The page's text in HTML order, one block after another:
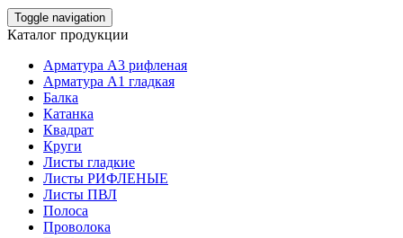
Toggle navigation
Каталог продукции
Арматура А3 рифленая
Арматура А1 гладкая
Балка
Катанка
Квадрат
Круги
Листы гладкие
Листы РИФЛЕНЫЕ
Листы ПВЛ
Полоса
Проволока